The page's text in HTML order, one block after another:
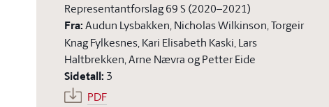
Representantforslag 69 S (2020–2021)
Fra:Audun Lysbakken, Nicholas Wilkinson, Torgeir
Knag Fylkesnes, Kari Elisabeth Kaski, Lars
Haltbrekken, Arne Nævra og Petter Eide
Sidetall: 3
PDF